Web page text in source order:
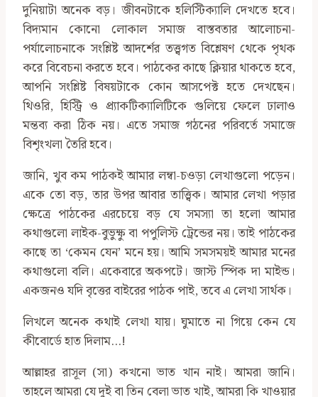
দুনিয়াটা অনেক বড়। জীবনটাকে হলিস্টিক্যালি দেখতে হবে।
বিদ্যমান কোনো লোকাল সমাজ বাস্তবতার আলোচনা-
পর্যালোচনাকে সংশ্লিষ্ট আদর্শের তত্ত্বগত বিশ্লেষণ থেকে পৃথক
করে বিবেচনা করতে হবে। পাঠকের কাছে ক্লিয়ার থাকতে হবে,
আপনি সংশ্লিষ্ট বিষয়টাকে কোন আসপেক্ট হতে দেখছেন।
থিওরি, হিস্ট্রি ও প্র্যাকটিক্যালিটিকে গুলিয়ে ফেলে ঢালাও
মন্তব্য করা ঠিক নয়। এতে সমাজ গঠনের পরিবর্তে সমাজে
বিশৃংখলা তৈরি হবে।
জানি, খুব কম পাঠকই আমার লম্বা-চওড়া লেখাগুলো পড়েন।
একে তো বড়, তার উপর আবার তাত্ত্বিক। আমার লেখা পড়ার
ক্ষেত্রে পাঠকের এরচেয়ে বড় যে সমস্যা তা হলো আমার
কথাগুলো লাইক-বুভুক্ষু বা পপুলিস্ট ট্রেন্ডের নয়। তাই পাঠকের
কাছে তা ‘কেমন যেন’ মনে হয়। আমি সমসময়ই আমার মনের
কথাগুলো বলি। একেবারে অকপটে। জাস্ট স্পিক দা মাইন্ড।
একজনও যদি বৃত্তের বাইরের পাঠক পাই, তবে এ লেখা সার্থক।
লিখলে অনেক কথাই লেখা যায়। ঘুমাতে না গিয়ে কেন যে
কীবোর্ডে হাত দিলাম…!
আল্লাহর রাসূল (সা) কখনো ভাত খান নাই। আমরা জানি।
তাহলে আমরা যে দুই বা তিন বেলা ভাত খাই, আমরা কি খাওয়ার